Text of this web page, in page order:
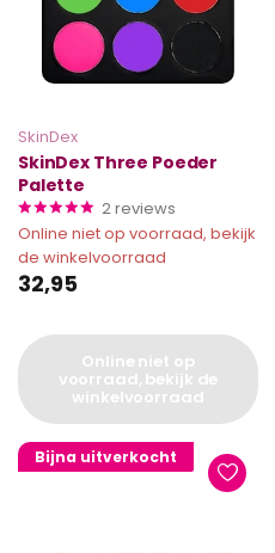
SkinDex
SkinDex Three Poeder
Palette
2reviews
Online niet op voorraad, bekijk
de winkelvoorraad
32,95
Online niet op
voorraad, bekijk de
winkelvoorraad
Bijna uitverkocht